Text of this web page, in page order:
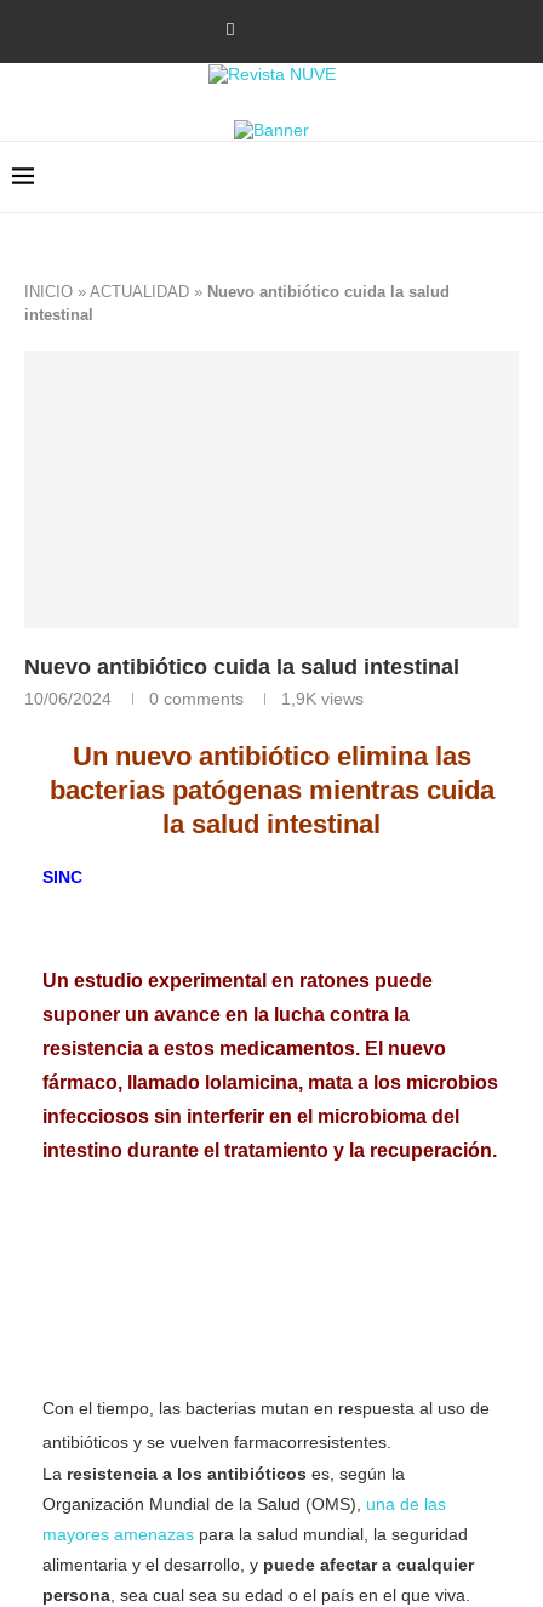
INICIO » ACTUALIDAD » Nuevo antibiótico cuida la salud
intestinal
Nuevo antibiótico cuida la salud intestinal
10/06/2024 0 comments 1,9K views
Un nuevo antibiótico elimina las
bacterias patógenas mientras cuida
la salud intestinal
SINC
Un estudio experimental en ratones puede
suponer un avance en la lucha contra la
resistencia a estos medicamentos. El nuevo
fármaco, llamado lolamicina, mata a los microbios
infecciosos sin interferir en el microbioma del
intestino durante el tratamiento y la recuperación.
Con el tiempo, las bacterias mutan en respuesta al uso de
antibióticos y se vuelven farmacorresistentes.
La resistencia a los antibióticos es, según la
Organización Mundial de la Salud (OMS), una de las
mayores amenazas para la salud mundial, la seguridad
alimentaria y el desarrollo, y puede afectar a cualquier
persona, sea cual sea su edad o el país en el que viva.